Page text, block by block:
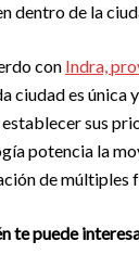
dentro de la
con Indra,
ciudad es única
sus
potencia la
de múltiples
te puede